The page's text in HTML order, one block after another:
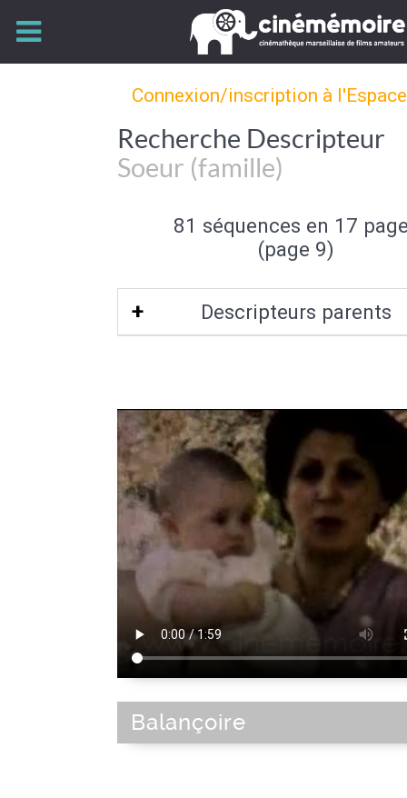
Connexion/inscription à
Recherche Descripteur
Soeur (famille)
81 séquences en 17
(page 9)
Descripteurs parents
Balançoire